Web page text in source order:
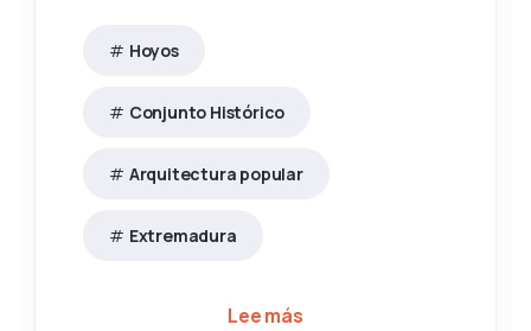
Hoyos
Conjunto Histórico
Arquitectura popular
Extremadura
Lee mássobre EL PUEBLO DE 850